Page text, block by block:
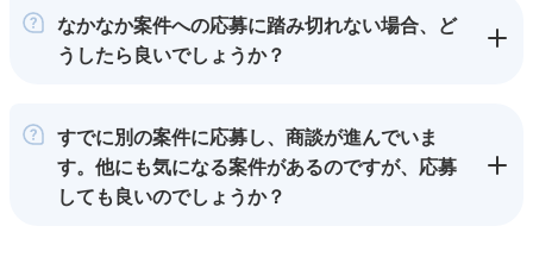
なかなか案件への応募に踏み切れない場合、ど
うしたら良いでしょうか？
すでに別の案件に応募し、商談が進んでいま
す。他にも気になる案件があるのですが、応募
しても良いのでしょうか？